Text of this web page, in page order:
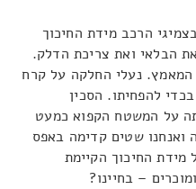
הרכב מידת החיכוך
הבלאי ואת צריכת הדלק.
המאמץ. נעלי החלקה על קרח
להפחיתו. הסכין
על המשטח הקפוא כמעט
שטים קדימה באפס
החיכוך הקיימת
– בחיינו?